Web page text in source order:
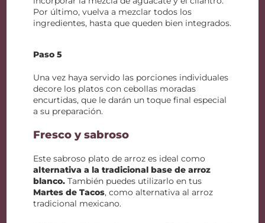
Por último, vuelva a mezclar todos los
ingredientes, hasta que queden bien integrados.
Paso 5
Una vez haya servido las porciones individuales
decore los platos con cebollas moradas
encurtidas, que le darán un toque final especial
a su preparación.
Fresco y sabroso
Este sabroso plato de arroz es ideal como
alternativa a la tradicional base de arroz
blanco. También puedes utilizarlo en tus
Martes de Tacos, como alternativa al arroz
tradicional mexicano.